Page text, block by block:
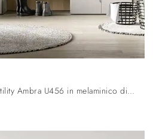
Ti presentiamo l'armadio Utility Ambra U456 in melaminico di Moretti Compact Giorno Notte! Un ricco catalogo di armadi su misura con ante battenti.